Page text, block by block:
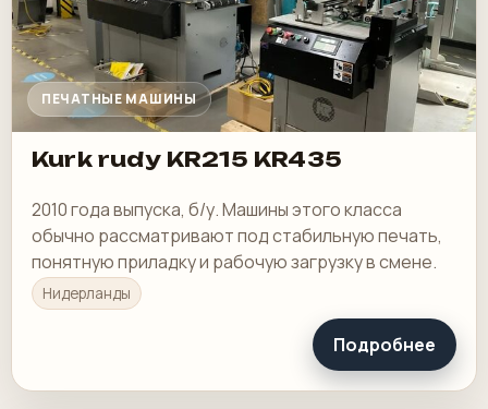
ПЕЧАТНЫЕ МАШИНЫ
Kurk rudy KR215 KR435
2010 года выпуска, б/у. Машины этого класса
обычно рассматривают под стабильную печать,
понятную приладку и рабочую загрузку в смене.
Нидерланды
Подробнее